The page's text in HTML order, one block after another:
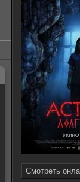
Смотреть